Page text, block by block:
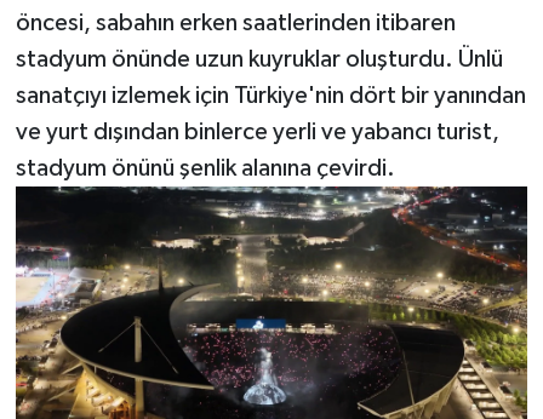
öncesi, sabahın erken saatlerinden itibaren
stadyum önünde uzun kuyruklar oluşturdu. Ünlü
sanatçıyı izlemek için Türkiye'nin dört bir yanından
ve yurt dışından binlerce yerli ve yabancı turist,
stadyum önünü şenlik alanına çevirdi.